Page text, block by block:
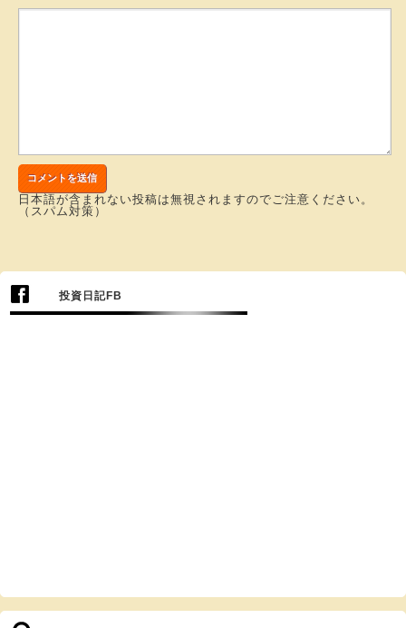
日本語が含まれない投稿は無視されますのでご注意ください。
（スパム対策）
投資日記FB